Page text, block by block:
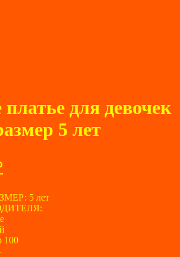
для девочек
5 лет
480 ₽.
5 лет
100